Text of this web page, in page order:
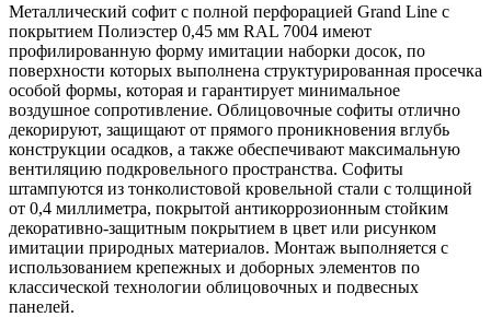
Металлический софит с полной перфорацией Grand Line с
покрытием Полиэстер 0,45 мм RAL 7004 имеют
профилированную форму имитации наборки досок, по
поверхности которых выполнена структурированная просечка
особой формы, которая и гарантирует минимальное
воздушное сопротивление. Облицовочные софиты отлично
декорируют, защищают от прямого проникновения вглубь
конструкции осадков, а также обеспечивают максимальную
вентиляцию подкровельного пространства. Софиты
штампуются из тонколистовой кровельной стали с толщиной
от 0,4 миллиметра, покрытой антикоррозионным стойким
декоративно-защитным покрытием в цвет или рисунком
имитации природных материалов. Монтаж выполняется с
использованием крепежных и доборных элементов по
классической технологии облицовочных и подвесных
панелей.